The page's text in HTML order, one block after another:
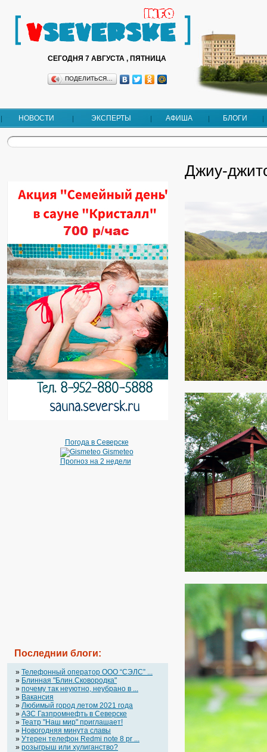
СЕГОДНЯ 7 АВГУСТА , ПЯТНИЦА
ПОДЕЛИТЬСЯ…
НОВОСТИ ЭКСПЕРТЫ АФИША БЛОГИ
Погода в Северске
Gismeteo
Прогноз на 2 недели
Последнии блоги:
» Телефонный оператор OOO “СЭЛС” ...
» Блинная "Блин.Сковородка"
» почему так неуютно, неубрано в ...
» Вакансия
» Любимый город летом 2021 года
» АЗС Газпромнефть в Северске
» Театр "Наш мир" приглашает!
» Новогодняя минута славы
» Утерен телефон Redmi note 8 pr ...
» розыгрыш или хулиганство?
Джиу-